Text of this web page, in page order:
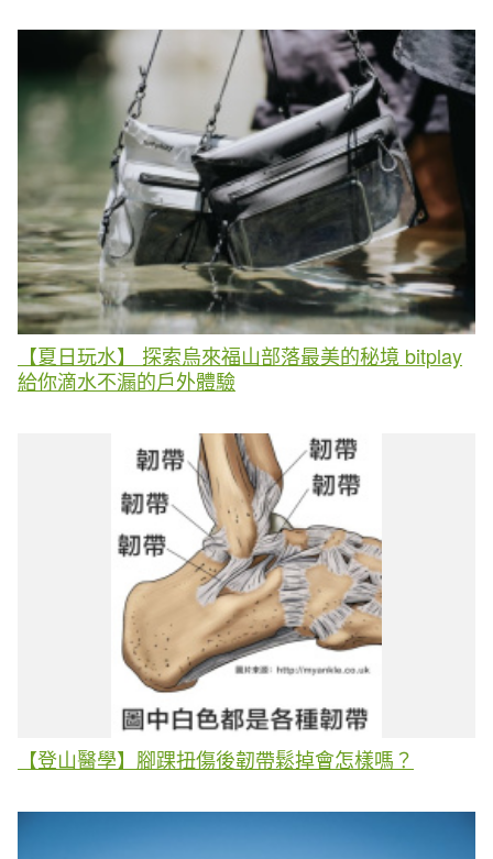
【夏日玩水】 探索烏來福山部落最美的秘境 bitplay
給你滴水不漏的戶外體驗
【登山醫學】腳踝扭傷後韌帶鬆掉會怎樣嗎？